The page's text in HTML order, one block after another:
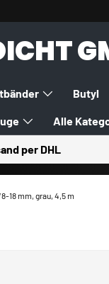
Butyl
Alle
per DHL
18 mm, grau, 4,5 m